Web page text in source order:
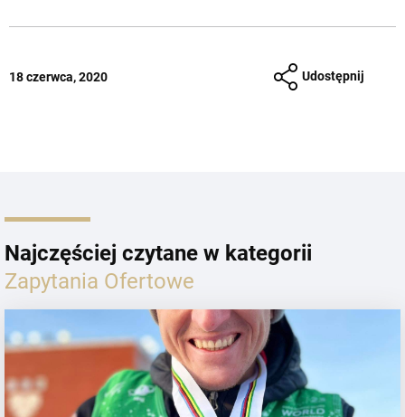
18 czerwca, 2020 Udostępnij
Najczęściej czytane w kategorii
Zapytania Ofertowe